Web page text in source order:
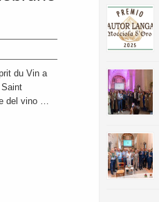
du Vin a
del vino …